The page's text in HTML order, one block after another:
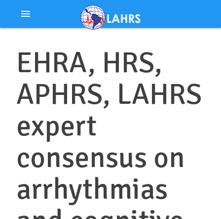
menu
EHRA, HRS,
APHRS, LAHRS
expert
consensus on
arrhythmias